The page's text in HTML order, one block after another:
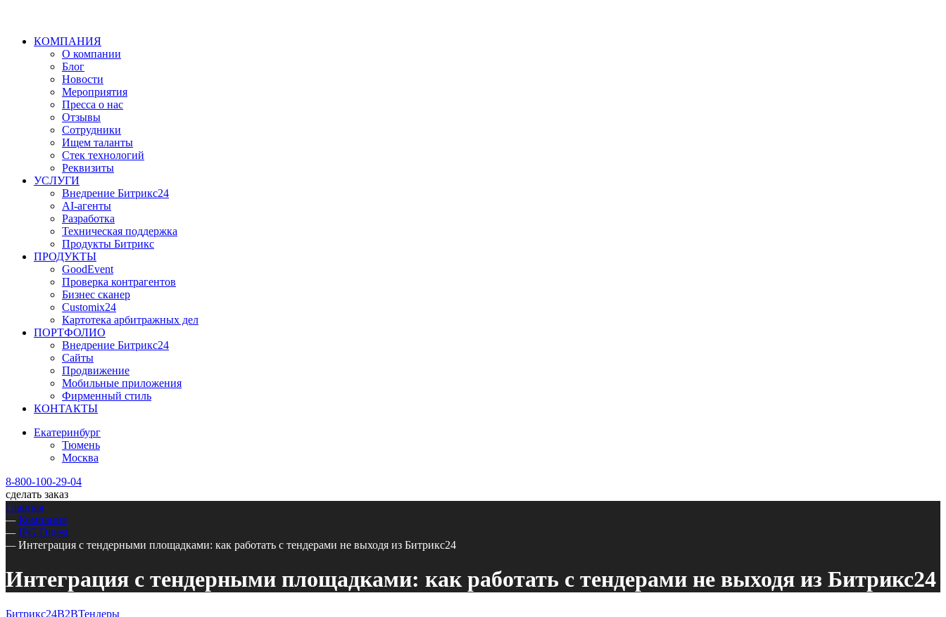
КОМПАНИЯ
О компании
Блог
Новости
Мероприятия
Пресса о нас
Отзывы
Сотрудники
Ищем таланты
Стек технологий
Реквизиты
УСЛУГИ
Внедрение Битрикс24
AI-агенты
Разработка
Техническая поддержка
Продукты Битрикс
ПРОДУКТЫ
GoodEvent
Проверка контрагентов
Бизнес сканер
Customix24
Картотека арбитражных дел
ПОРТФОЛИО
Внедрение Битрикс24
Сайты
Продвижение
Мобильные приложения
Фирменный стиль
КОНТАКТЫ
Екатеринбург
Тюмень
Москва
8-800-100-29-04
сделать заказ
Главная
— Компания
— IPG Digest
— Интеграция с тендерными площадками: как работать с тендерами не выходя из Битрикс24
Интеграция с тендерными площадками: как работать с тендерами не выходя из Битрикс24
Битрикс24B2BТендеры